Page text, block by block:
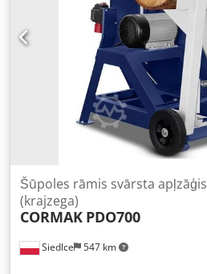
Siedlce 547 km
Šūpoles rāmis svārsta apļzāģis
(krajzega)
CORMAK PDO700